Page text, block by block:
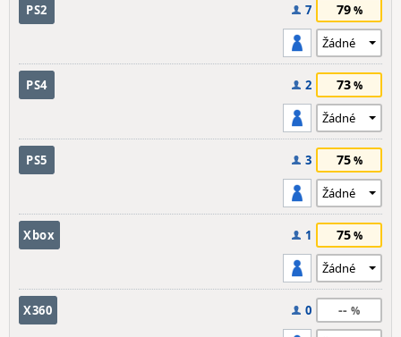
PS2 7 79
PS4 2 73
PS5 3 75
Xbox 1 75
X360 0 --